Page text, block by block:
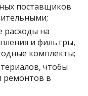
поставщиков
расходы на
и фильтры,
комплекты;
чтобы
ремонтов в